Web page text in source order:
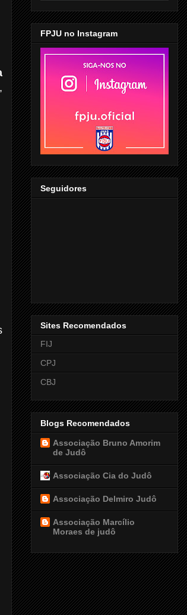
FPJU no Instagram
Seguidores
Sites Recomendados
FIJ
CPJ
CBJ
Blogs Recomendados
Associação Bruno Amorim
de Judô
Associação Cia do Judô
Associação Delmiro Judô
Associação Marcílio
Moraes de judô